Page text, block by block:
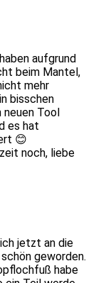
aufgrund
beim Mantel,
mehr
bisschen
Tool
es hat
😊
noch, liebe
jetzt an die
geworden.
habe